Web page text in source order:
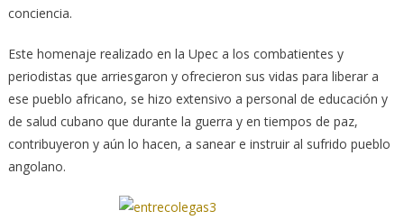
conciencia.
Este homenaje realizado en la Upec a los combatientes y
periodistas que arriesgaron y ofrecieron sus vidas para liberar a
ese pueblo africano, se hizo extensivo a personal de educación y
de salud cubano que durante la guerra y en tiempos de paz,
contribuyeron y aún lo hacen, a sanear e instruir al sufrido pueblo
angolano.